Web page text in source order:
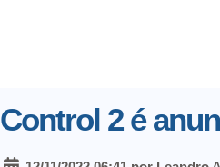
Control 2 é